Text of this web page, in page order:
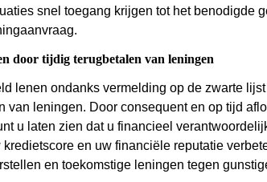
snel toegang krijgen tot het benodigde
door tijdig terugbetalen van leningen
lenen ondanks vermelding op de zwarte
van leningen. Door consequent en op tijd
u laten zien dat u financieel
en uw financiële reputatie
en toekomstige leningen tegen